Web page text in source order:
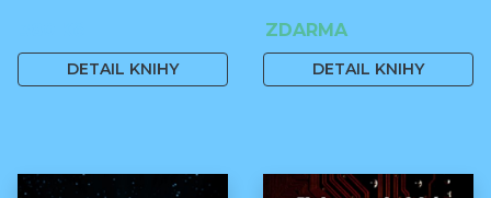
DETAIL KNIHY
ZDARMA
DETAIL KNIHY